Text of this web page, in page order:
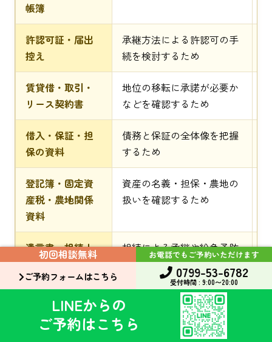
帳簿
許認可証・届出
控え
承継方法による許認可の手
続を検討するため
賃貸借・取引・
リース契約書
地位の移転に承諾が必要か
などを確認するため
借入・保証・担
保の資料
債務と保証の全体像を把握
するため
登記簿・固定資
産税・農地関係
資料
資産の名義・担保・農地の
扱いを確認するため
遺言書・相続人
関係図・財産目
録
相続による承継や紛争予防
の前提を整理するため
初回相談無料
ご予約フォームはこちら
お電話でもご予約いただけます
0799-53-6782
受付時間 : 9:00〜20:00
LINEからの
ご予約はこちら